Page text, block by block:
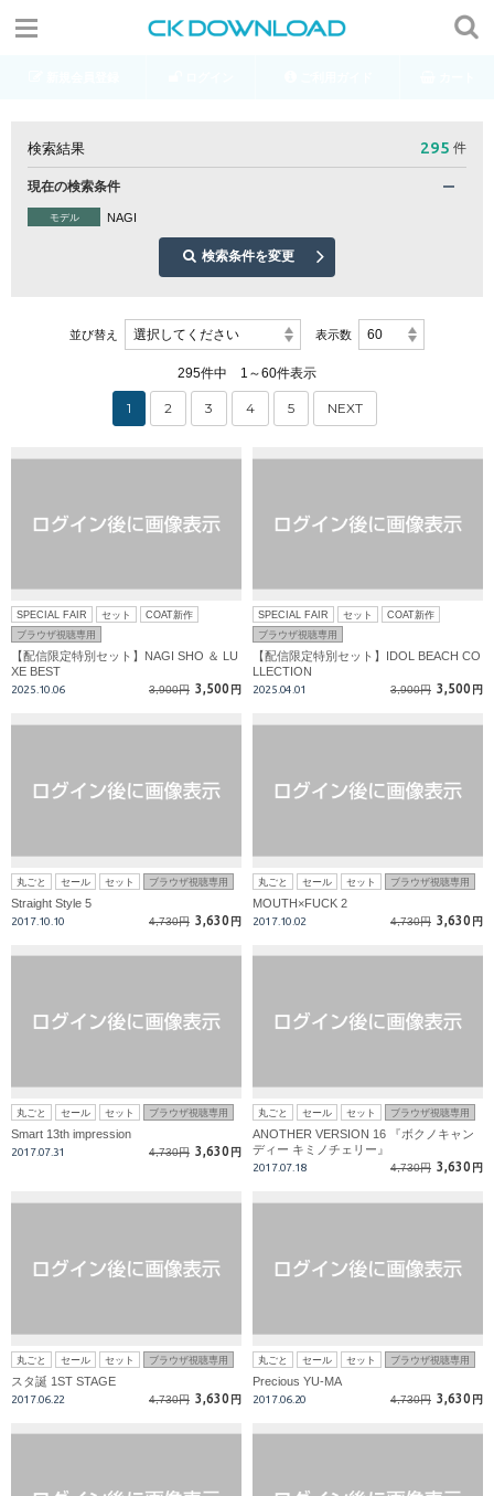
検索結果 295 件
現在の検索条件
モデル NAGI
検索条件を変更
並び替え 選択してください 表示数 60
295件中 1～60件表示
1 2 3 4 5 NEXT
SPECIAL FAIR セット
COAT新作
ブラウザ視聴専用
【配信限定特別セット】NAGI SHO ＆ LU
XE BEST
2025.10.06 3,900円 3,500 円
SPECIAL FAIR セット
COAT新作
ブラウザ視聴専用
【配信限定特別セット】IDOL BEACH CO
LLECTION
2025.04.01 3,900円 3,500 円
丸ごと セール セット ブラウザ視聴専用
Straight Style 5
2017.10.10 4,730円 3,630 円
丸ごと セール セット ブラウザ視聴専用
MOUTH×FUCK 2
2017.10.02 4,730円 3,630 円
丸ごと セール セット ブラウザ視聴専用
Smart 13th impression
2017.07.31 4,730円 3,630 円
丸ごと セール セット ブラウザ視聴専用
ANOTHER VERSION 16 『ボクノキャン
ディー キミノチェリー』
2017.07.18 4,730円 3,630 円
丸ごと セール セット ブラウザ視聴専用
スタ誕 1ST STAGE
2017.06.22 4,730円 3,630 円
丸ごと セール セット ブラウザ視聴専用
Precious YU-MA
2017.06.20 4,730円 3,630 円